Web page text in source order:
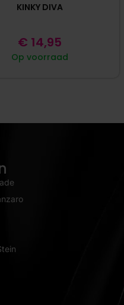
KINKY DIVA
Op voorraad
€ 14,95